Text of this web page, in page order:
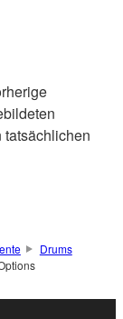
tatsächlichen
Drums